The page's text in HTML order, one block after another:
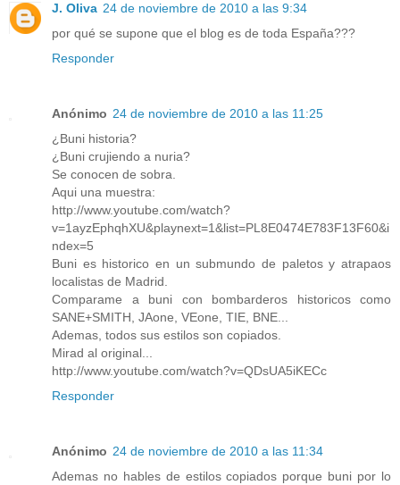
J. Oliva 24 de noviembre de 2010 a las 9:34
por qué se supone que el blog es de toda España???
Responder
Anónimo 24 de noviembre de 2010 a las 11:25
¿Buni historia?
¿Buni crujiendo a nuria?
Se conocen de sobra.
Aqui una muestra:
http://www.youtube.com/watch?
v=1ayzEphqhXU&playnext=1&list=PL8E0474E783F13F60&i
ndex=5
Buni es historico en un submundo de paletos y atrapaos
localistas de Madrid.
Comparame a buni con bombarderos historicos como
SANE+SMITH, JAone, VEone, TIE, BNE...
Ademas, todos sus estilos son copiados.
Mirad al original...
http://www.youtube.com/watch?v=QDsUA5iKECc
Responder
Anónimo 24 de noviembre de 2010 a las 11:34
Ademas no hables de estilos copiados porque buni por lo